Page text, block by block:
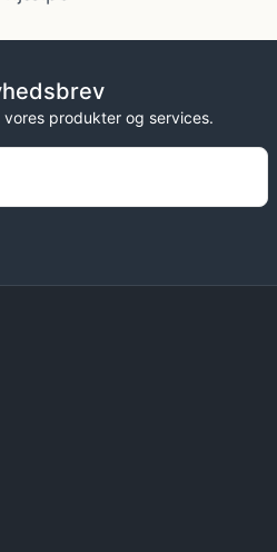
produkter og services.